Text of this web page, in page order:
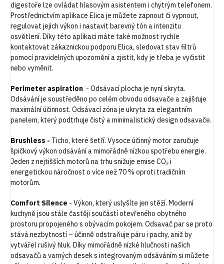
digestoře lze ovládat hlasovým asistentem i chytrým telefonem.
Prostřednictvím aplikace Elica je můžete zapnout či vypnout,
regulovat jejich výkon i nastavit barevný tón a intenzitu
osvětlení. Díky této aplikaci máte také možnost rychle
kontaktovat zákaznickou podporu Elica, sledovat stav filtrů
pomocí pravidelných upozornění a zjistit, kdy je třeba je vyčistit
nebo vyměnit.
Perimeter aspiration - Odsávací plocha je nyní skryta.
Odsávání je soustředěno po celém obvodu odsavače a zajišťuje
maximální účinnost. Odsávací zóna je ukryta za elegantním
panelem, který podtrhuje čistý a minimalistický design odsavače.
Brushless - Ticho, které šetří. Vysoce účinný motor zaručuje
špičkový výkon odsávání a mimořádně nízkou spotřebu energie.
Jeden z nejtišších motorů na trhu snižuje emise CO₂ i
energetickou náročnost o více než 70 % oproti tradičním
motorům.
Comfort Silence - Výkon, který uslyšíte jen stěží. Moderní
kuchyně jsou stále častěji součástí otevřeného obytného
prostoru propojeného s obývacím pokojem. Odsavač par se proto
stává nezbytností – účinně odstraňuje páru i pachy, aniž by
vytvářel rušivý hluk. Díky mimořádně nízké hlučnosti našich
odsavačů a varných desek s integrovaným odsáváním si můžete